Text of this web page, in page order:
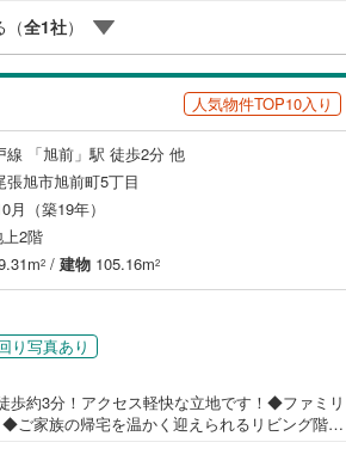
ストを作り上げられます！リフォームプラン
（全1社）
人気物件TOP10入り
線 「旭前」駅 徒歩2分 他
張旭市旭前町5丁目
月（築19年）
2階
2 / 建物 105.16m2
り写真あり
約3分！アクセス軽快な立地です！◆ファミリ
ご家族の帰宅を温かく迎えられるリビング階段
ど趣味も広がりますね！◆季節物の収納に便利